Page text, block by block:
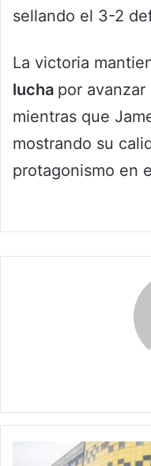
sellando el 3-2
La victoria
lucha por avanzar
mientras que
mostrando su
protagonismo en